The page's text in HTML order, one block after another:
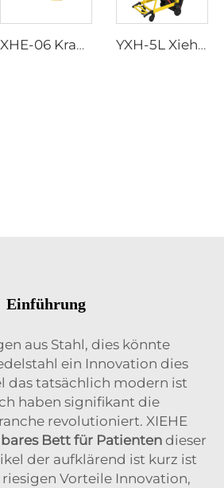
XHE-06 Krankenhauswiederholbarer Scharfenbehälter YXH-5L Xiehe Treppensteigrollstuhl Elektrischer Treppenstuhl
Einführung
aus Stahl, dies könnte
ein Innovation dies
das tatsächlich modern ist
haben signifikant die
revolutioniert. XIEHE
Bett für Patienten dieser
der aufklärend ist kurz ist
Vorteile Innovation,